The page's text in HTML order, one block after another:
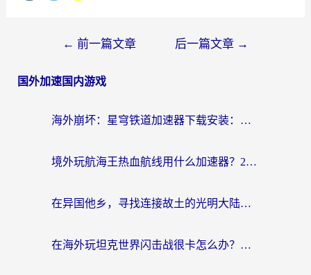
← 前一篇文章 后一篇文章 →
国外加速国内游戏
海外崩坏：星穹铁道加速器下载安装：一份给游子的终极网络指南
境外玩航海王热血航线用什么加速器？2026海外玩家实测最优方案（附欧洲问道堡垒前线加速技巧）
在异国他乡，寻找连接故土的光明大陆免费加速器
在海外玩坦克世界闪击战很卡怎么办？老玩家亲测有效的加速器选择指南